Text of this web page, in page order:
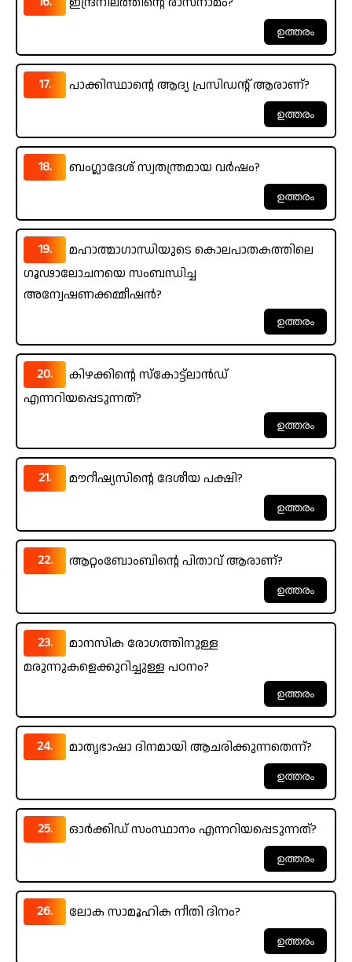
17. പാക്കിസ്ഥാന്റെ ആദ്യ പ്രസിഡന്റ് ആരാണ്?
18. ബംഗ്ലാദേശ് സ്വതന്ത്രമായ വർഷം?
19.
മഹാത്മാഗാന്ധിയുടെ കൊലപാതകത്തിലെ
ഗൂഢാലോചനയെ സംബന്ധിച്ച
അന്വേഷണക്കമ്മീഷൻ?
20.
കിഴക്കിന്റെ സ്‌കോട്ട്ലാൻഡ്
എന്നറിയപ്പെടുന്നത്?
21. മൗറീഷ്യസിന്റെ ദേശീയ പക്ഷി?
22. ആറ്റംബോംബിന്റെ പിതാവ് ആരാണ്?
23.
മാനസിക രോഗത്തിനുള്ള
മരുന്നുകളെക്കുറിച്ചുള്ള പഠനം?
24. മാതൃഭാഷാ ദിനമായി ആചരിക്കുന്നതെന്ന്?
25. ഓർക്കിഡ് സംസ്ഥാനം എന്നറിയപ്പെടുന്നത്?
26. ലോക സാമൂഹിക നീതി ദിനം?